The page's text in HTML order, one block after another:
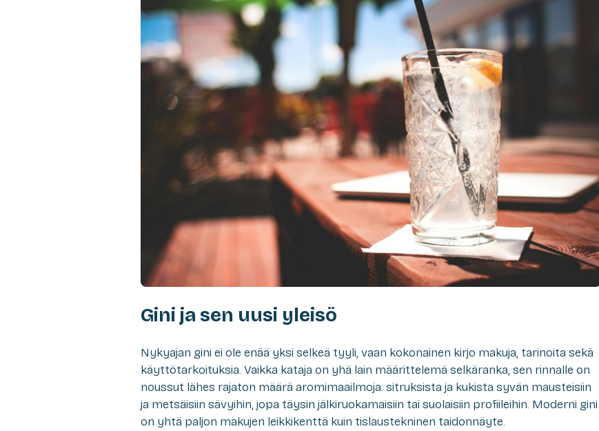
Gini ja sen uusi yleisö
Nykyajan gini ei ole enää yksi selkeä tyyli, vaan kokonainen kirjo makuja, tarinoita sekä
käyttötarkoituksia. Vaikka kataja on yhä lain määrittelemä selkäranka, sen rinnalle on
noussut lähes rajaton määrä aromimaailmoja: sitruksista ja kukista syvän mausteisiin
ja metsäisiin sävyihin, jopa täysin jälkiruokamaisiin tai suolaisiin profiileihin. Moderni gini
on yhtä paljon makujen leikkikenttä kuin tislaustekninen taidonnäyte.